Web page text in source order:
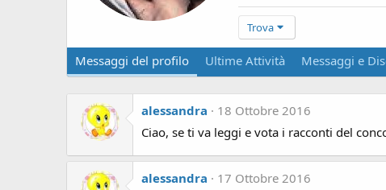
Trova
Messaggi del profilo Ultime Attività Messaggi e
alessandra
18 Ottobre 2016
Ciao, se ti va leggi e vota i racconti del
alessandra
17 Ottobre 2016